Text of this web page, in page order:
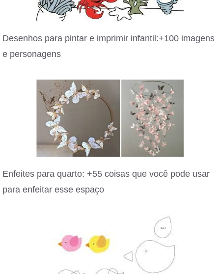
Desenhos para pintar e imprimir infantil:+100 imagens
e personagens
Enfeites para quarto: +55 coisas que você pode usar
para enfeitar esse espaço